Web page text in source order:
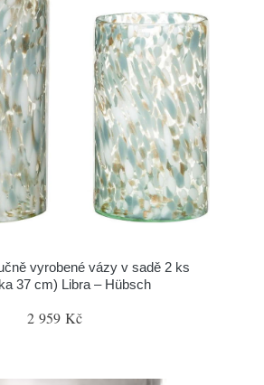
vyrobené vázy v sadě 2 ks
37 cm) Libra – Hübsch
2 959 Kč